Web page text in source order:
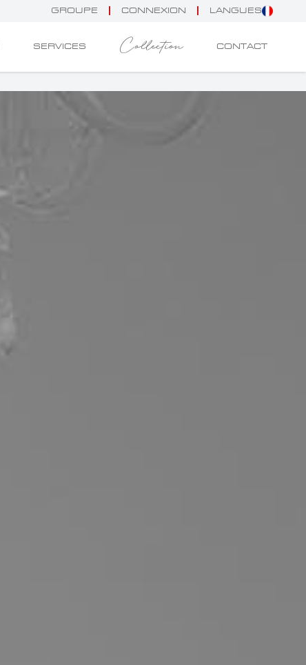
GROUPE CONNEXION LANGUES
SERVICES Collection CONTACT